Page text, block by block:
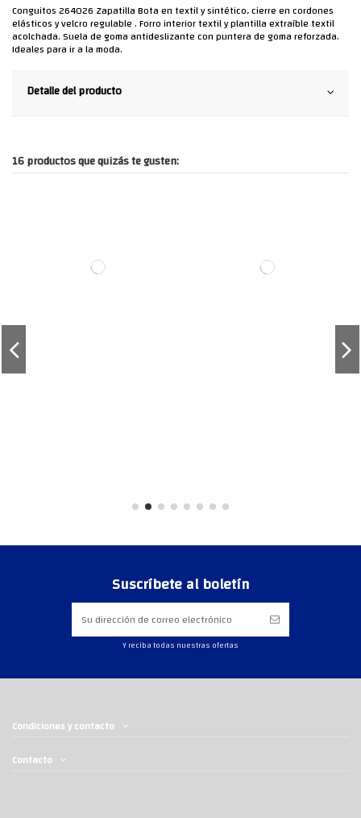
Conguitos 264026 Zapatilla Bota en textil y sintético, cierre en cordones
elásticos y velcro regulable . Forro interior textil y plantilla extraíble textil
acolchada. Suela de goma antideslizante con puntera de goma reforzada.
Ideales para ir a la moda.
Detalle del producto
16 productos que quizás te gusten:
Suscríbete al boletín
Y reciba todas nuestras ofertas
Condiciones y contacto
Contacto